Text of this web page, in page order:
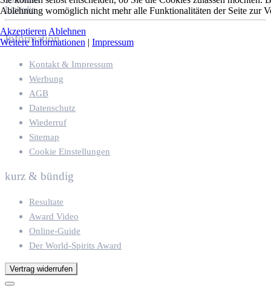
Linkedin
Information
Kontakt & Impressum
Werbung
AGB
Datenschutz
Wiederruf
Sitemap
Cookie Einstellungen
kurz & bündig
Resultate
Award Video
Online-Guide
Der World-Spirits Award
Vertrag widerrufen
Ablehnung womöglich nicht mehr alle Funktionalitäten der Seite zur
Akzeptieren Ablehnen
Weitere Informationen | Impressum